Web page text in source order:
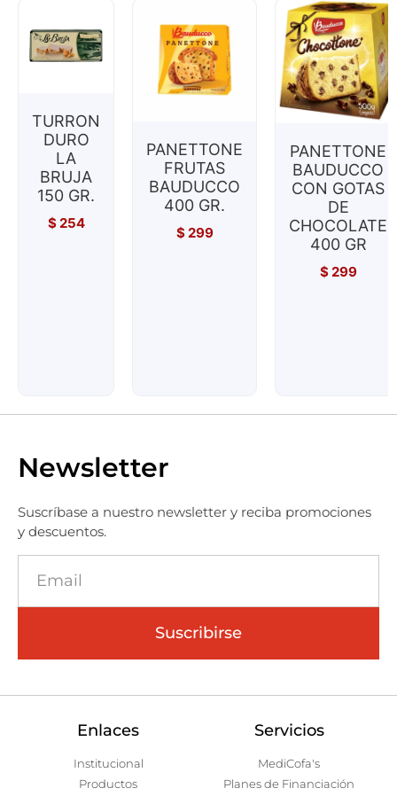
TURRON
DURO
LA
BRUJA
150 GR.
$254
PANETTONE
FRUTAS
BAUDUCCO
400 GR.
$299
PANETTONE
BAUDUCCO
CON GOTAS
DE
CHOCOLATE
400 GR
$299
Newsletter
Suscríbase a nuestro newsletter y reciba promociones
y descuentos.
Suscribirse
Enlaces
Institucional
Productos
Servicios
MediCofa's
Planes de Financiación